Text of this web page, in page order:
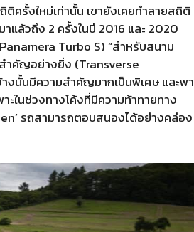
ติครั้งใหม่เท่านั้น เขายังเคยทำลายสถิติ
แล้วถึง 2 ครั้งในปี 2016 และ 2020
Turbo S) “สำหรับสนาม
ำคัญอย่างยิ่ง (Transverse
งนั้นมีความสำคัญมากเป็นพิเศษ และพา
ะในช่วงทางโค้งที่มีความท้าทายทาง
รถสามารถตอบสนองได้อย่างคล่อง